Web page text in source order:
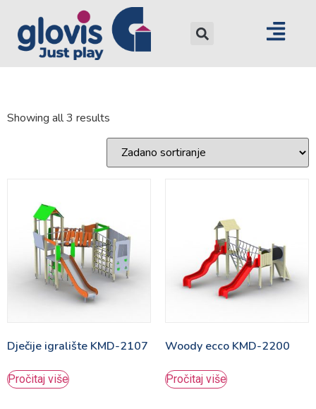
Showing all 3 results
Dječije igralište KMD-2107
Pročitaj više
Woody ecco KMD-2200
Pročitaj više